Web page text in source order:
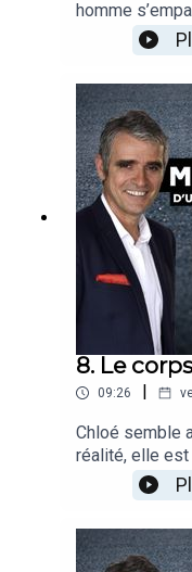
homme
l’occasion
son invitée
stéréotypes de
DrouelleInvité
laboratoire
(université
8. Le
09:26 |
Chloé semble
réalité, elle
obsédée par
flottante et
donne
invitée,